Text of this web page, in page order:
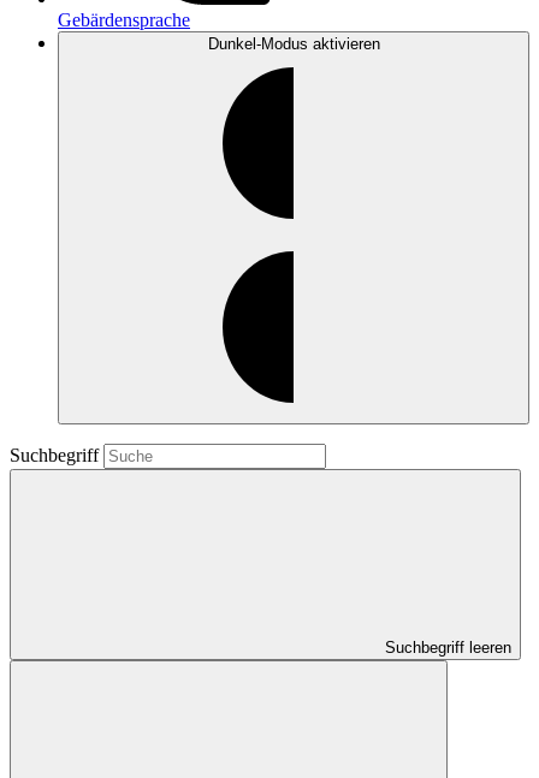
Gebärdensprache
Dunkel-Modus aktivieren
Suchbegriff
Suchbegriff leeren